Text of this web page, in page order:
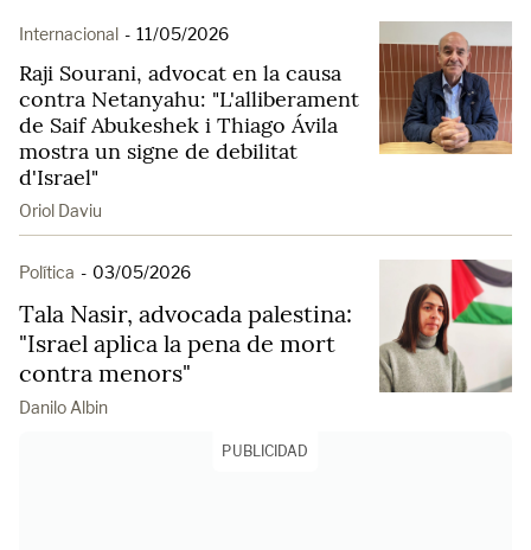
Internacional - 11/05/2026
Raji Sourani, advocat en la causa
contra Netanyahu: "L'alliberament
de Saif Abukeshek i Thiago Ávila
mostra un signe de debilitat
d'Israel"
Oriol Daviu
Política - 03/05/2026
Tala Nasir, advocada palestina:
"Israel aplica la pena de mort
contra menors"
Danilo Albin
PUBLICIDAD